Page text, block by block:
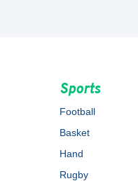
Sports
Football
Basket
Hand
Rugby